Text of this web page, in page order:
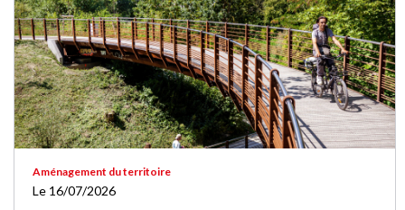
Aménagement du territoire
Le 16/07/2026